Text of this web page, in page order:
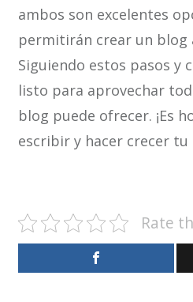
ambos son excelentes
permitirán crear un blog
Siguiendo estos pasos y
listo para aprovechar
blog puede ofrecer. ¡Es
escribir y hacer crecer tu
Rate